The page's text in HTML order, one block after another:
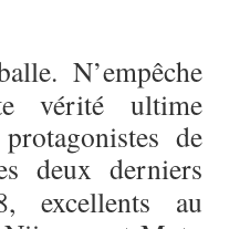
N’empêche
vérité ultime
de
deux derniers
excellents au